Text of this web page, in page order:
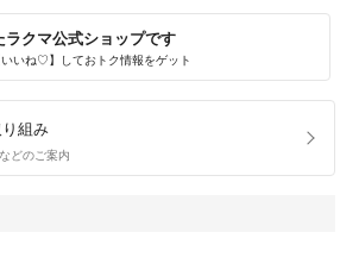
クマ公式ショップです
いね♡】しておトク情報をゲット
組み
どのご案内